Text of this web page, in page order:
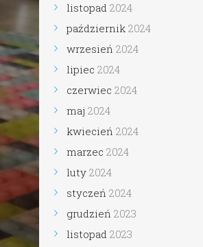
listopad2024
październik2024
wrzesień2024
lipiec2024
czerwiec2024
maj2024
kwiecień2024
marzec2024
luty2024
styczeń2024
grudzień2023
listopad2023